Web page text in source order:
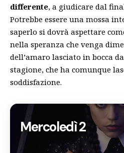
differente, a giudicare dal
Potrebbe essere una mossa
saperlo si dovrà aspettare
nella speranza che venga
dell’amaro lasciato in bocca
stagione, che ha comunque
soddisfazione.
Mercoledì 2